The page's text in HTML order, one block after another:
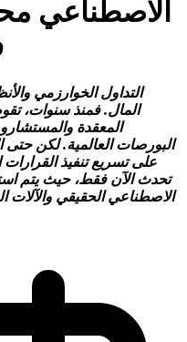
الاصطناعي
التداول الخوارزمي
المال. فمنذ سنوات،
المعقدة
البورصات العالمية. لكن حتى
على تسريع تنفيذ
تحدث الآن فقط، حيث يتم
الاصطناعي الحقيقي